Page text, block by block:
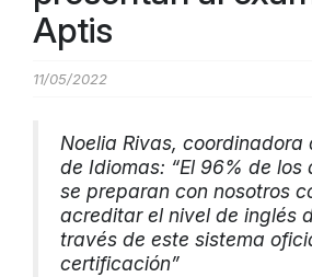
Aptis
11/05/2022
Noelia Rivas, coordinadora
de Idiomas: “El 96% de los
se preparan con nosotros
acreditar el nivel de inglés
través de este sistema
certificación”